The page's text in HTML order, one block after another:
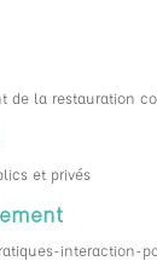
de la restauration
et privés
interaction-